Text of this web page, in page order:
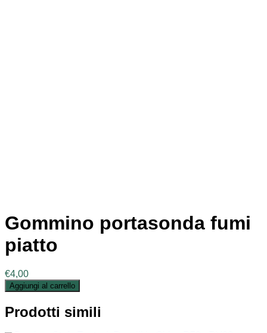
Gommino portasonda fumi
piatto
€4,00
Aggiungi al carrello
Prodotti simili